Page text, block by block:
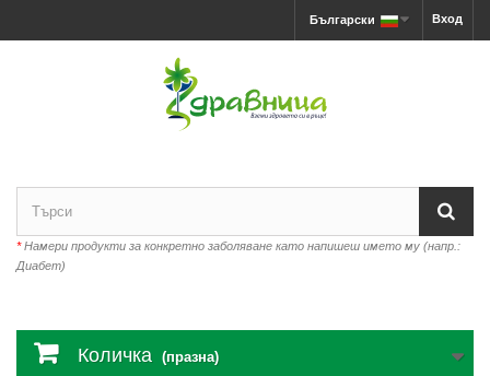
Вход
Български
*Намери продукти за конкретно заболяване като напишеш името му (напр.:
Диабет)
Количка (празна)